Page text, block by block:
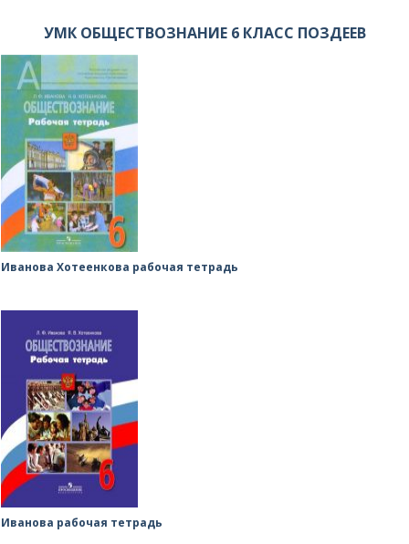
УМК ОБЩЕСТВОЗНАНИЕ 6 КЛАСС ПОЗДЕЕВ
Иванова Хотеенкова рабочая тетрадь
Иванова рабочая тетрадь